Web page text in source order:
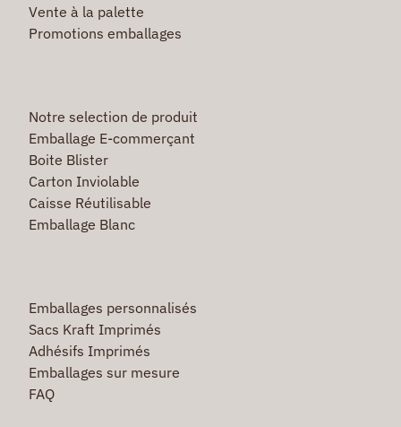
Vente à la palette
Promotions emballages
Notre selection de produit
Emballage E-commerçant
Boite Blister
Carton Inviolable
Caisse Réutilisable
Emballage Blanc
Emballages personnalisés
Sacs Kraft Imprimés
Adhésifs Imprimés
Emballages sur mesure
FAQ